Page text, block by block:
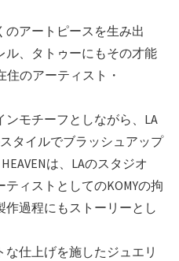
のアートピースを生み出
ル、タトゥーにもその才能
住のアーティスト・
モチーフとしながら、LA
タイルでブラッシュアップ
は、LAのスタジオ
ティストとしてのKOMYの拘
作過程にもストーリーとし
仕上げを施したジュエリ